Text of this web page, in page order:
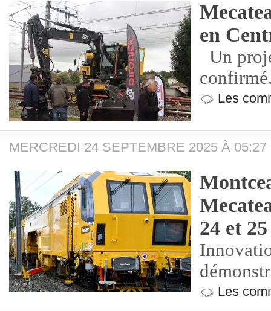
en
Un
Les
MERCREDI 24 SEPTEMBRE 2025 À 05:27
24 et
Les